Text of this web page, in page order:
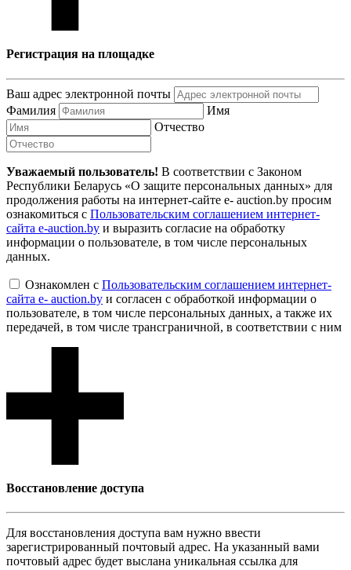
Регистрация на площадке
Ваш адрес электронной почты
Фамилия
Имя
Отчество
Уважаемый пользователь! В соответствии с Законом
Республики Беларусь «О защите персональных данных» для
продолжения работы на интернет-сайте e- auction.by просим
ознакомиться с Пользовательским соглашением интернет-
сайта e-auction.by и выразить согласие на обработку
информации о пользователе, в том числе персональных
данных.
Ознакомлен с Пользовательским соглашением интернет-
сайта e- auction.by и согласен с обработкой информации о
пользователе, в том числе персональных данных, а также их
передачей, в том числе трансграничной, в соответствии с ним
Восcтановление доступа
Для восcтановления доступа вам нужно ввести
зарегистрированный почтовый адрес. На указанный вами
почтовый адрес будет выслана уникальная ссылка для